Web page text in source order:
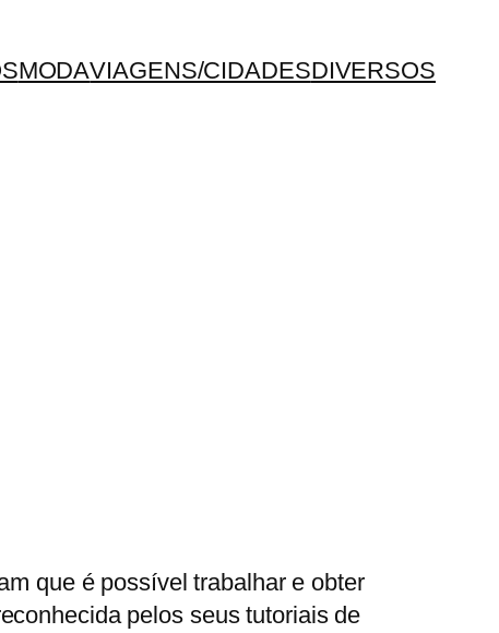
MODAVIAGENS/CIDADESDIVERSOS
que é possível trabalhar e obter
pelos seus tutoriais de